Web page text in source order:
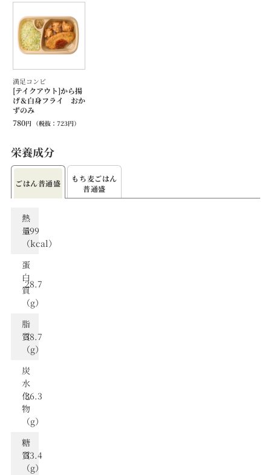
満足コンビ
[テイクアウト]から揚
げ＆白身フライ おか
ずのみ
780円 （税抜：723円）
栄養成分
ごはん普通盛
もち⻨ごはん
普通盛
熱
量
（kcal）
599
蛋
⽩
質
（g）
28.7
脂
質
（g）
38.7
炭
⽔
化
物
（g）
36.3
糖
質
（g）
33.4